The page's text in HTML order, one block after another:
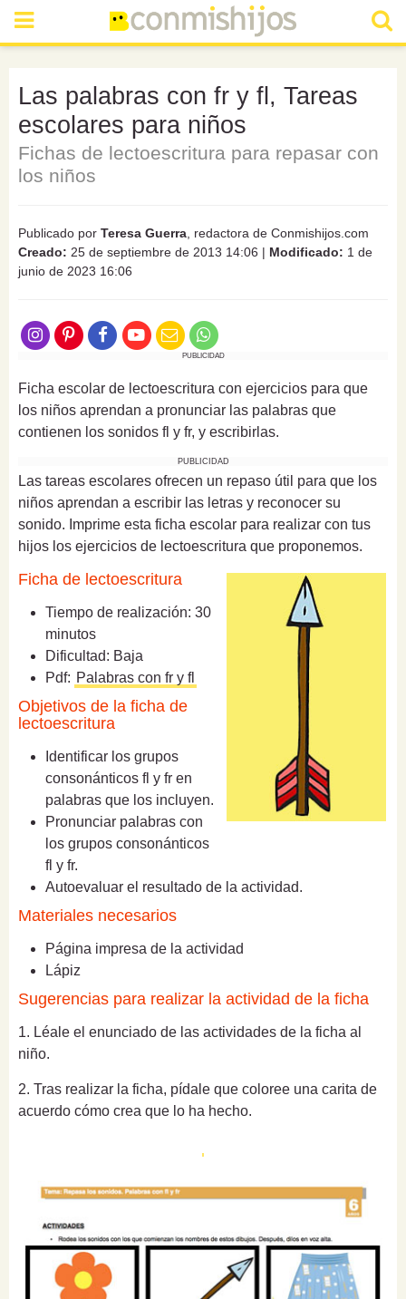
Las palabras con fr y fl, Tareas
escolares para niños
Fichas de lectoescritura para repasar con
los niños
Publicado por Teresa Guerra , redactora de Conmishijos.com
Creado: 25 de septiembre de 2013 14:06 | Modificado: 1 de
junio de 2023 16:06
PUBLICIDAD
Ficha escolar de lectoescritura con ejercicios para que
los niños aprendan a pronunciar las palabras que
contienen los sonidos fl y fr, y escribirlas.
PUBLICIDAD
Las tareas escolares ofrecen un repaso útil para que los
niños aprendan a escribir las letras y reconocer su
sonido. Imprime esta ficha escolar para realizar con tus
hijos los ejercicios de lectoescritura que proponemos.
Ficha de lectoescritura
Tiempo de realización: 30
minutos
Dificultad: Baja
Pdf: Palabras con fr y fl
Objetivos de la ficha de
lectoescritura
Identificar los grupos
consonánticos fl y fr en
palabras que los incluyen.
Pronunciar palabras con
los grupos consonánticos
fl y fr.
Autoevaluar el resultado de la actividad.
Materiales necesarios
Página impresa de la actividad
Lápiz
Sugerencias para realizar la actividad de la ficha
1. Léale el enunciado de las actividades de la ficha al
niño.
2. Tras realizar la ficha, pídale que coloree una carita de
acuerdo cómo crea que lo ha hecho.